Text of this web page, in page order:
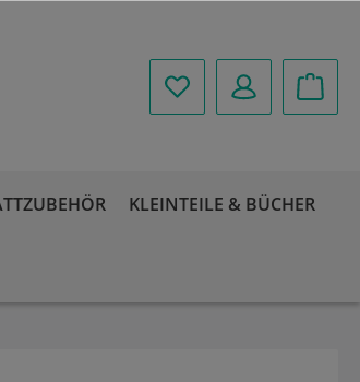
KLEINTEILE & BÜCHER